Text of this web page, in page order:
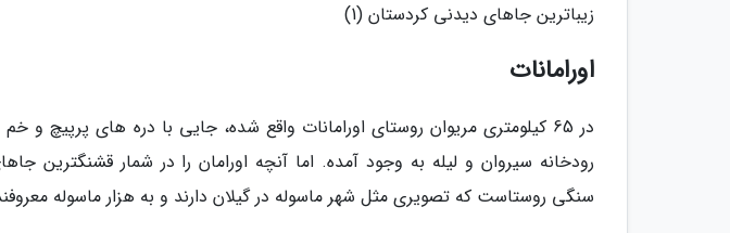
زیباترین جاهای دیدنی کردستان (1)
اورامانات
در 65 کیلومتری مریوان روستای اورامانات واقع شده، جایی با دره های پرپیچ
رودخانه سیروان و لیله به وجود آمده. اما آنچه اورامان را در شمار قشنگترین
سنگی روستاست که تصویری مثل شهر ماسوله در گیلان دارند و به هزار ماسوله